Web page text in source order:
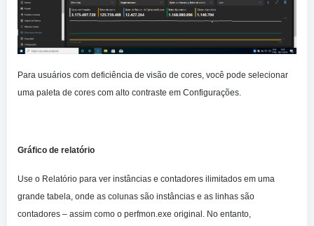
Para usuários com deficiência de visão de cores, você pode selecionar
uma paleta de cores com alto contraste em Configurações.
Gráfico de relatório
Use o Relatório para ver instâncias e contadores ilimitados em uma
grande tabela, onde as colunas são instâncias e as linhas são
contadores – assim como o perfmon.exe original. No entanto,